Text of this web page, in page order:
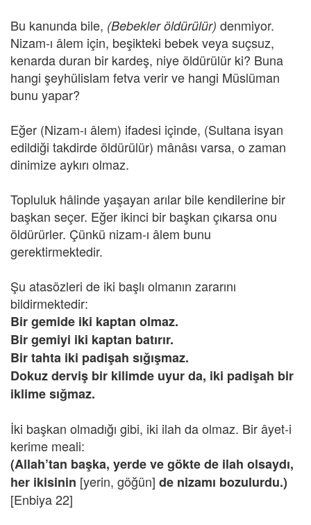
Bu kanunda bile, (Bebekler öldürülür) denmiyor.
Nizam-ı âlem için, beşikteki bebek veya suçsuz,
kenarda duran bir kardeş, niye öldürülür ki? Buna
hangi şeyhülislam fetva verir ve hangi Müslüman
bunu yapar?
Eğer (Nizam-ı âlem) ifadesi içinde, (Sultana isyan
edildiği takdirde öldürülür) mânâsı varsa, o zaman
dinimize aykırı olmaz.
Topluluk hâlinde yaşayan arılar bile kendilerine bir
başkan seçer. Eğer ikinci bir başkan çıkarsa onu
öldürürler. Çünkü nizam-ı âlem bunu
gerektirmektedir.
Şu atasözleri de iki başlı olmanın zararını
bildirmektedir:
Bir gemide iki kaptan olmaz.
Bir gemiyi iki kaptan batırır.
Bir tahta iki padişah sığışmaz.
Dokuz derviş bir kilimde uyur da, iki padişah bir
iklime sığmaz.
İki başkan olmadığı gibi, iki ilah da olmaz. Bir âyet-i
kerime meali:
(Allah’tan başka, yerde ve gökte de ilah olsaydı,
her ikisinin [yerin, göğün] de nizamı bozulurdu.)
[Enbiya 22]